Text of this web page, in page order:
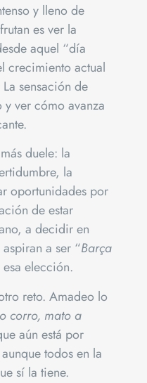
y lleno de
es ver la
aquel “día
crecimiento actual
sensación de
ver cómo avanza
duele: la
la
oportunidades por
de estar
a decidir en
a ser “Barça
elección.
reto. Amadeo lo
corro, mato a
aún está por
todos en la
sí la tiene.